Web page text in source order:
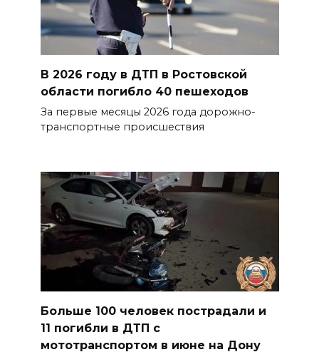
В 2026 году в ДТП в Ростовской
области погибло 40 пешеходов
За первые месяцы 2026 года дорожно-
транспортные происшествия
Больше 100 человек пострадали и
11 погибли в ДТП с
мототранспортом в июне на Дону